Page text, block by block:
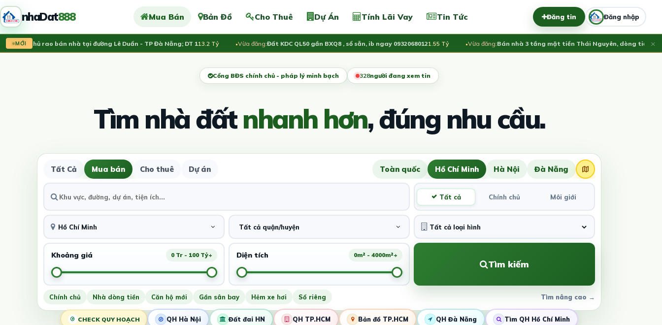
nhaDat888 Mua Bán Bản Đồ Cho Thuê Dự Án Tính Lãi Vay Tin Tức Đăng tin Đăng nhập
MỚI
chủ rao bán nhà tại đường Lê Duẩn - TP Đà Nẵng; DT 113.2 Tỷ Vừa đăng:Đất KDC QL50 gần BXQ8 , sổ sẵn, ib ngay 09320680121.55 Tỷ Vừa đăng:Bán nhà 3 tầng mặt tiền Thái Nguyên, dòng tiền ổn định
×
Cổng BĐS chính chủ - pháp lý minh bạch 325người đang xem tin
Tìm nhà đấtnhanh hơn, đúng nhu cầu.
Tất Cả Mua bán Cho thuê Dự án Toàn quốc Hồ Chí Minh Hà Nội Đà Nẵng
Tất cả Chính chủ Môi giới
Hồ Chí Minh Tất cả quận/huyện
Khoảng giá 0 Tr - 100 Tỷ+ Diện tích 0m² - 4000m²+
Tìm kiếm
Chính chủ Nhà dòng tiền Căn hộ mới Gần sân bay Hẻm xe hơi Sổ riêng Tìm nâng cao →
CHECK QUY HOẠCH QH Hà Nội Đất đai HN QH TP.HCM Bản đồ TP.HCM QH Đà Nẵng Tìm QH Hồ Chí Minh